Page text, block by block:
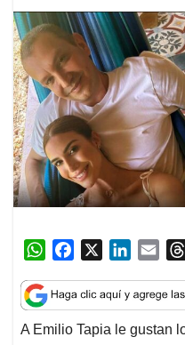
W
a
t
s
c
e
b
n
k
e
a
i
l
A Emilio Tapia le gustan